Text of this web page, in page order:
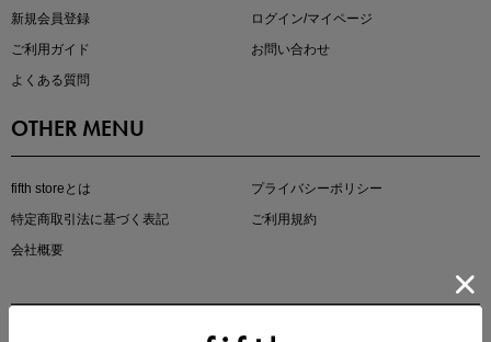
大人の着映えアイテム5選
マストバイアイテム
新規会員登録
ログイン/マイページ
ご利用ガイド
お問い合わせ
よくある質問
OTHER MENU
fifth storeとは
プライバシーポリシー
特定商取引法に基づく表記
ご利用規約
会社概要